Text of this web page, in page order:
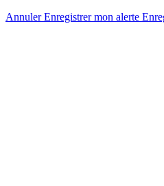
AnnulerEnregistrer mon alerte